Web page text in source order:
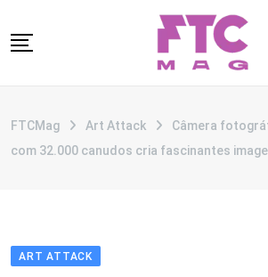
to
CATEGORIAS
FTCMag Art Attack
Câmera
com 32.000 canudos cria fascinantes
ART ATTACK